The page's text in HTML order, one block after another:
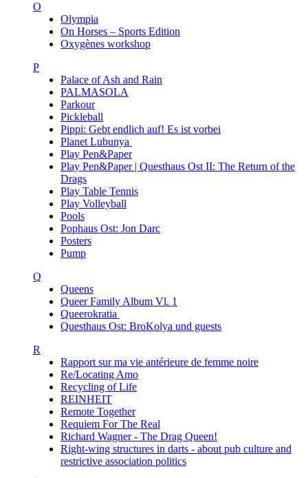
O
Olympia
On Horses – Sports Edition
Oxygènes workshop
P
Palace of Ash and Rain
PALMASOLA
Parkour
Pickleball
Pippi: Gebt endlich auf! Es ist vorbei
Planet Lubunya
Play Pen&Paper
Play Pen&Paper | Questhaus Ost II: The Return of the
Drags
Play Table Tennis
Play Volleyball
Pools
Pophaus Ost: Jon Darc
Posters
Pump
Q
Queens
Queer Family Album Vl. 1
Queerokratia
Questhaus Ost: BroKolya und guests
R
Rapport sur ma vie antérieure de femme noire
Re/Locating Amo
Recycling of Life
REINHEIT
Remote Together
Requiem For The Real
Richard Wagner - The Drag Queen!
Right-wing structures in darts - about pub culture and
restrictive association politics